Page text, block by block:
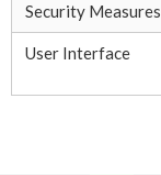
Security Measures
User Interface